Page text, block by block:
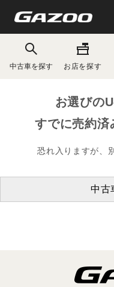
中古車を探す お店を探す
お選びの
すでに売約済
恐れ入りますが、
中古